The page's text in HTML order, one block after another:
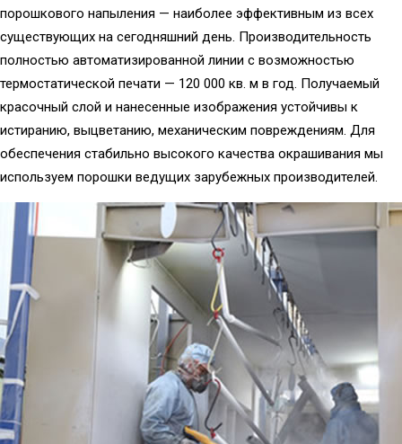
порошкового напыления — наиболее эффективным из всех
существующих на сегодняшний день. Производительность
полностью автоматизированной линии с возможностью
термостатической печати — 120 000 кв. м в год. Получаемый
красочный слой и нанесенные изображения устойчивы к
истиранию, выцветанию, механическим повреждениям. Для
обеспечения стабильно высокого качества окрашивания мы
используем порошки ведущих зарубежных производителей.